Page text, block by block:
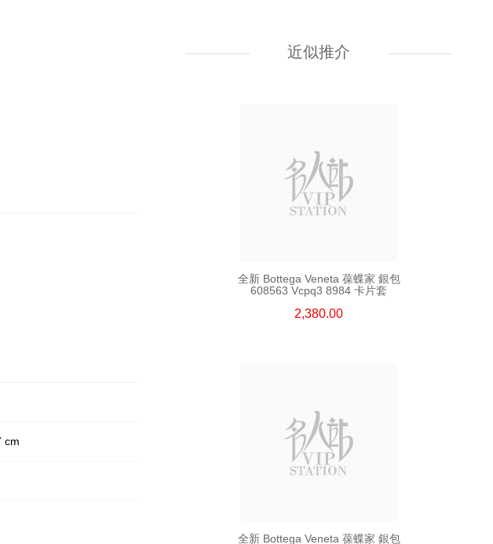
cm
近似推介
短身折疊款銀包
2,380.00
全新 Bottega Veneta 葆蝶家 銀包
608563 Vcpq3 8984 卡片套
2,380.00
全新 Bottega Veneta 葆蝶家 銀包